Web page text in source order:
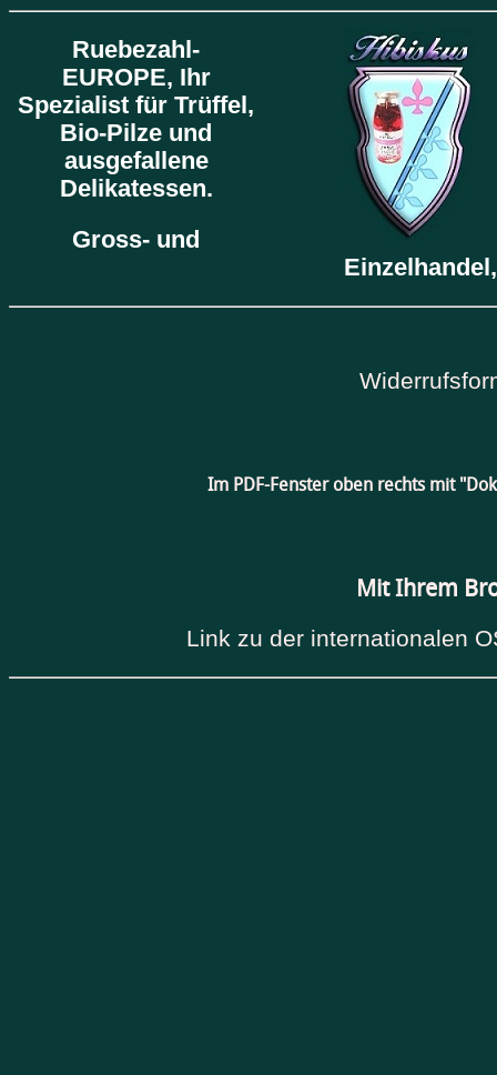
Ruebezahl-
EUROPE, Ihr
Spezialist für Trüffel,
Bio-Pilze und
ausgefallene
Delikatessen.
Gross- und
Im PDF-Fenster oben rechts mit
Mit Ihrem
Link zu der internationalen